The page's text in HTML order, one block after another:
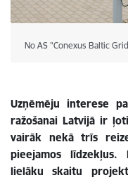
No AS "Conexus Baltic
Uzņēmēju interese
ražošanai Latvijā ir
vairāk nekā trīs
pieejamos
lielāku skaitu